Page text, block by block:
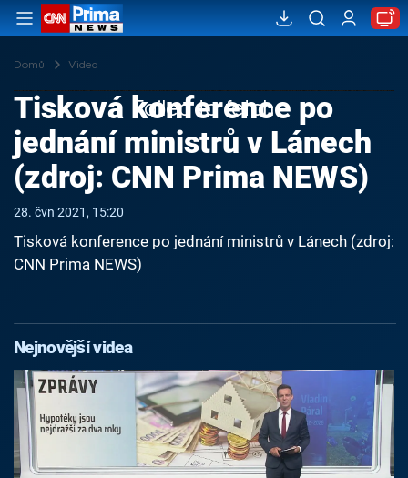
Domů Videa
Failed to fetch
Tisková konference po
jednání ministrů v Lánech
(zdroj: CNN Prima NEWS)
28. čvn 2021, 15:20
Tisková konference po jednání ministrů v Lánech (zdroj:
CNN Prima NEWS)
Nejnovější videa